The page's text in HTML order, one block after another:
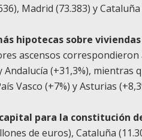
Madrid (73.383) y Cataluña
hipotecas sobre viviendas
ascensos correspondieron
(+31,3%), mientras
Vasco (+7%) y Asturias
para la constitución
de euros), Cataluña